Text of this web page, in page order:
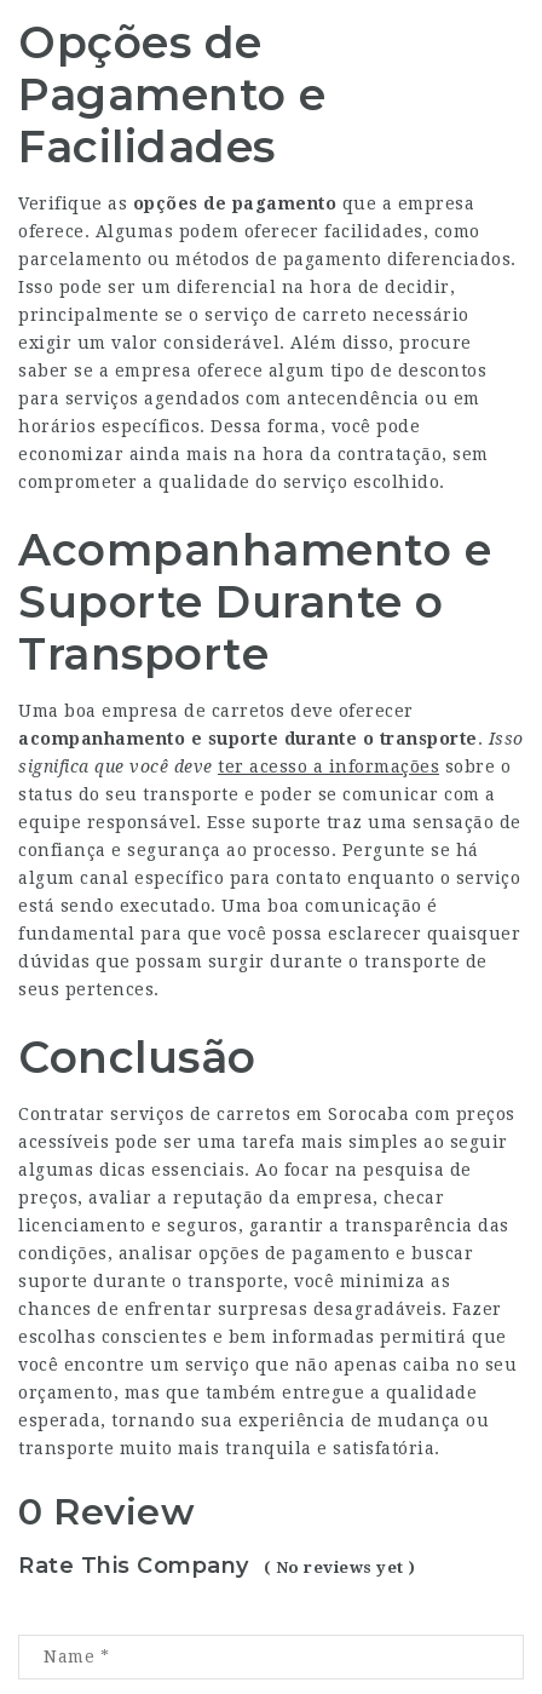
Opções de
Pagamento e
Facilidades
Verifique as opções de pagamento que a empresa
oferece. Algumas podem oferecer facilidades, como
parcelamento ou métodos de pagamento diferenciados.
Isso pode ser um diferencial na hora de decidir,
principalmente se o serviço de carreto necessário
exigir um valor considerável. Além disso, procure
saber se a empresa oferece algum tipo de descontos
para serviços agendados com antecendência ou em
horários específicos. Dessa forma, você pode
economizar ainda mais na hora da contratação, sem
comprometer a qualidade do serviço escolhido.
Acompanhamento e
Suporte Durante o
Transporte
Uma boa empresa de carretos deve oferecer
acompanhamento e suporte durante o transporte. Isso
significa que você deve ter acesso a informações sobre o
status do seu transporte e poder se comunicar com a
equipe responsável. Esse suporte traz uma sensação de
confiança e segurança ao processo. Pergunte se há
algum canal específico para contato enquanto o serviço
está sendo executado. Uma boa comunicação é
fundamental para que você possa esclarecer quaisquer
dúvidas que possam surgir durante o transporte de
seus pertences.
Conclusão
Contratar serviços de carretos em Sorocaba com preços
acessíveis pode ser uma tarefa mais simples ao seguir
algumas dicas essenciais. Ao focar na pesquisa de
preços, avaliar a reputação da empresa, checar
licenciamento e seguros, garantir a transparência das
condições, analisar opções de pagamento e buscar
suporte durante o transporte, você minimiza as
chances de enfrentar surpresas desagradáveis. Fazer
escolhas conscientes e bem informadas permitirá que
você encontre um serviço que não apenas caiba no seu
orçamento, mas que também entregue a qualidade
esperada, tornando sua experiência de mudança ou
transporte muito mais tranquila e satisfatória.
0 Review
Rate This Company ( No reviews yet )